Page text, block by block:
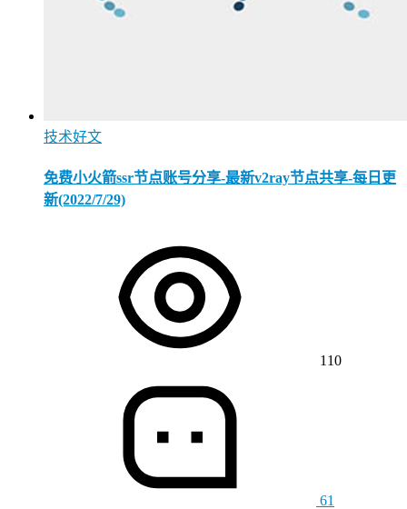
技术好文
免费小火箭ssr节点账号分享-最新v2ray节点共享-每日更
新(2022/7/29)
110
61